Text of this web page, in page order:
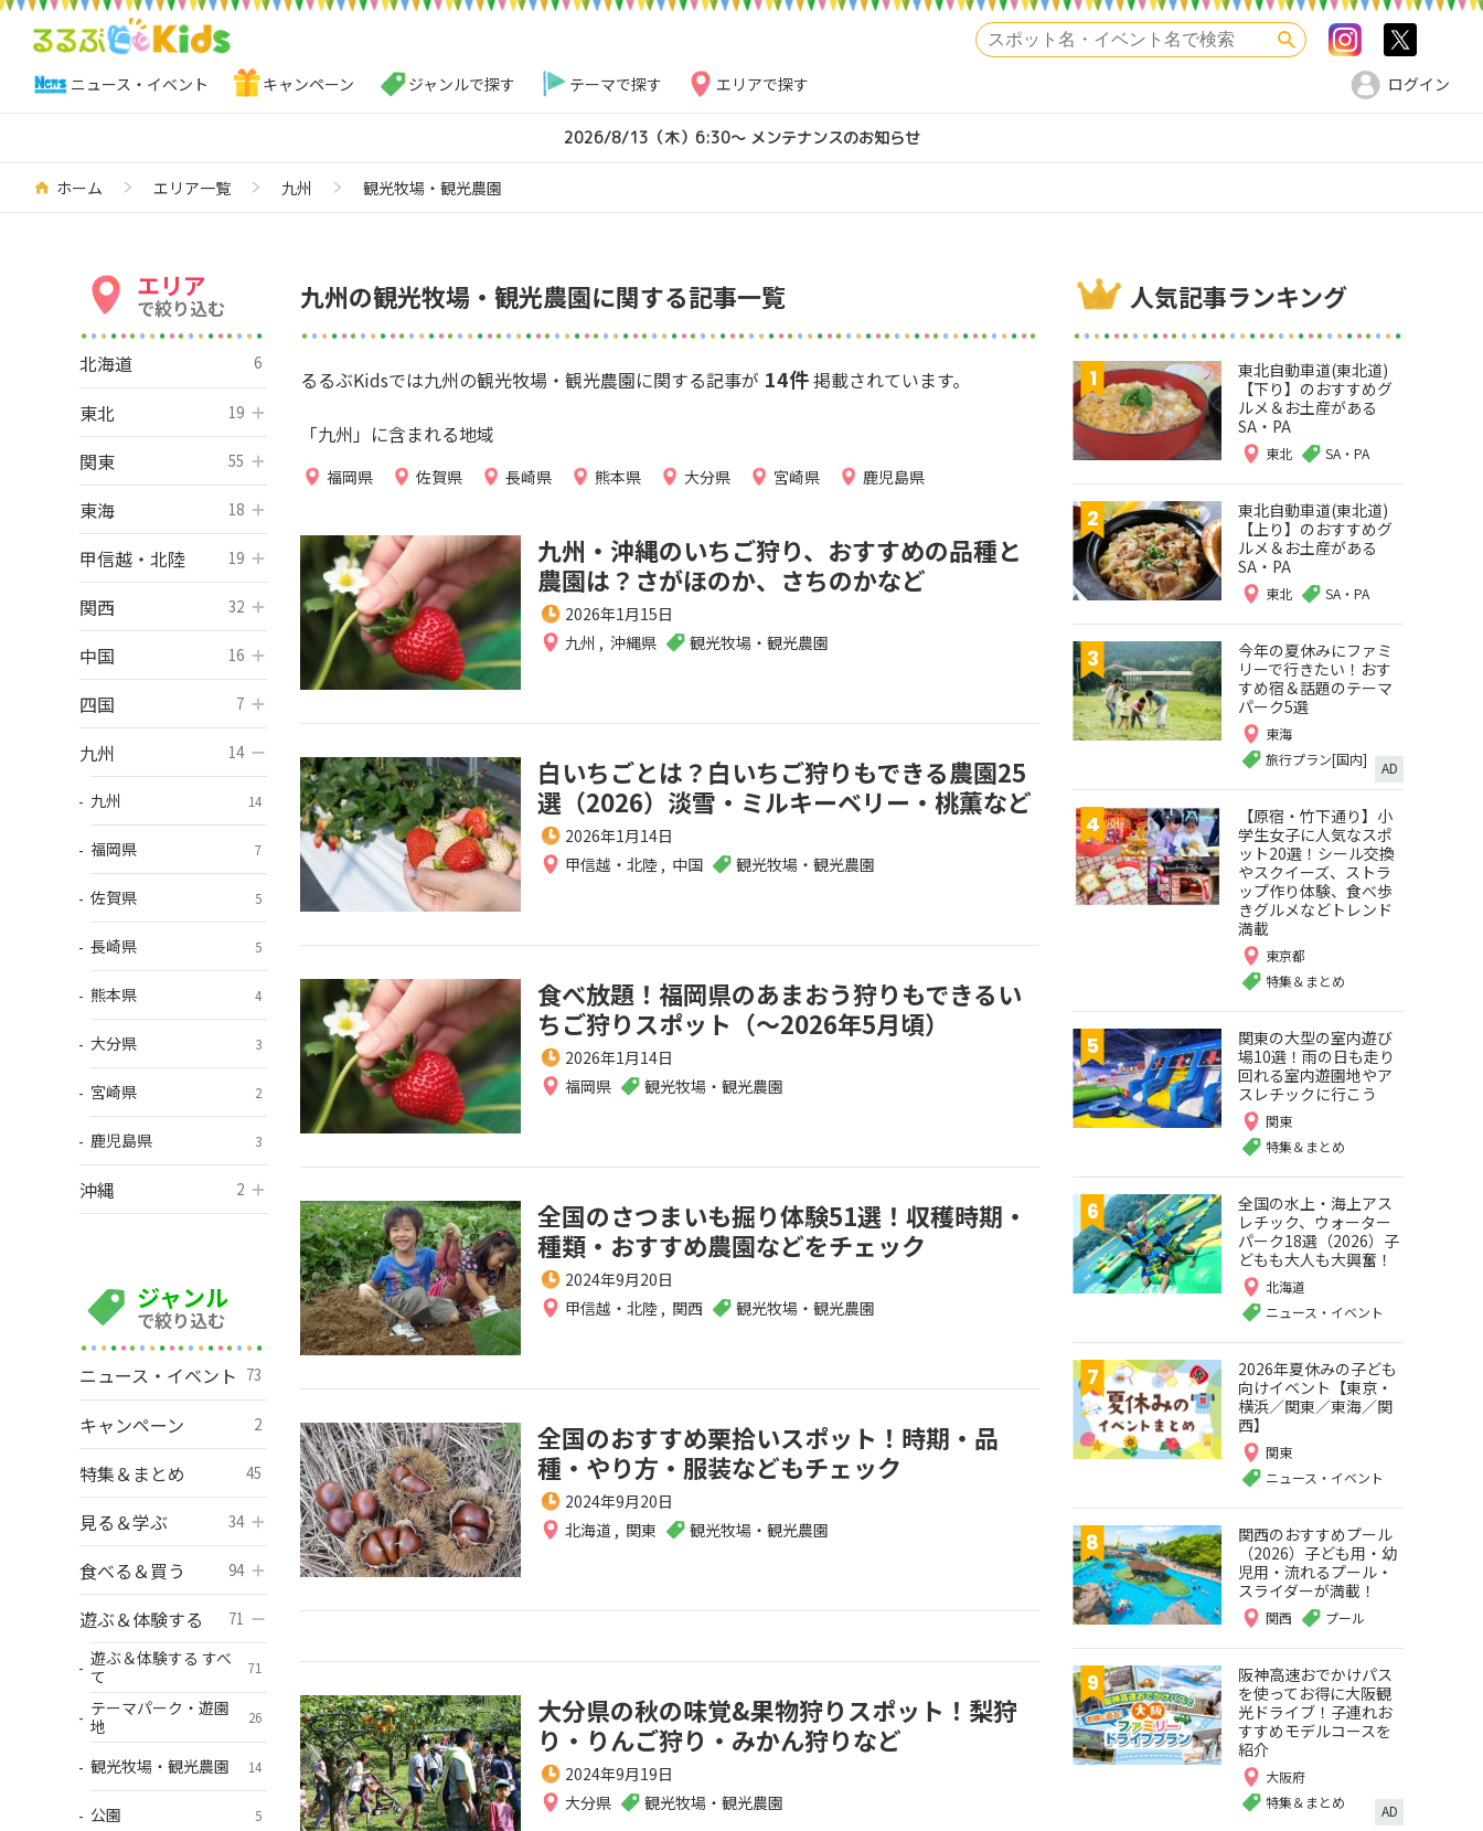
検索 Instagram
ニュース・イベント キャンペーン ジャンルで探す テーマで探す エリアで探す ログイン
2026/8/13（木）6:30～ メンテナンスのお知らせ
ホーム エリア一覧 九州 観光牧場・観光農園
エリア
で絞り込む
北海道 6
東北 19
関東
55
東海
18
甲信越・北陸
19
開く
関西
32
中国
16
四国
7
九州
14 開く
九州 14
福岡県 7
佐賀県 5
長崎県 5
熊本県 4
大分県 3
宮崎県 2
鹿児島県 3
沖縄 2
ジャンル
で絞り込む
ニュース・イベント 73
キャンペーン 2
特集＆まとめ 45
見る＆学ぶ 34
開く
食べる＆買う
94
開く
遊ぶ＆体験する
71 開く
遊ぶ＆体験する すべ
て
71
テーマパーク・遊園
地
26
観光牧場・観光農園 14
公園 5
九州の観光牧場・観光農園に関する記事一覧
るるぶKidsでは九州の観光牧場・観光農園に関する記事が 14件掲載されています。
「九州」に含まれる地域
福岡県 佐賀県 長崎県 熊本県 大分県 宮崎県 鹿児島県
九州・沖縄のいちご狩り、おすすめの品種と
農園は？さがほのか、さちのかなど
2026年1月15日
九州 , 沖縄県 観光牧場・観光農園
白いちごとは？白いちご狩りもできる農園25
選（2026）淡雪・ミルキーベリー・桃薫など
2026年1月14日
甲信越・北陸 , 中国 観光牧場・観光農園
食べ放題！福岡県のあまおう狩りもできるい
ちご狩りスポット（～2026年5月頃）
2026年1月14日
福岡県
観光牧場・観光農園
全国のさつまいも掘り体験51選！収穫時期・
種類・おすすめ農園などをチェック
2024年9月20日
甲信越・北陸 , 関西 観光牧場・観光農園
全国のおすすめ栗拾いスポット！時期・品
種・やり方・服装などもチェック
2024年9月20日
北海道 , 関東 観光牧場・観光農園
大分県の秋の味覚&果物狩りスポット！梨狩
り・りんご狩り・みかん狩りなど
2024年9月19日
大分県
観光牧場・観光農園
人気記事ランキング
東北自動車道(東北道)
【下り】のおすすめグ
ルメ＆お土産がある
SA・PA
東北 SA・PA
東北自動車道(東北道)
【上り】のおすすめグ
ルメ＆お土産がある
SA・PA
東北 SA・PA
今年の夏休みにファミ
リーで行きたい！おす
すめ宿＆話題のテーマ
パーク5選
東海
旅行プラン[国内]
AD
【原宿・竹下通り】小
学生女子に人気なスポ
ット20選！シール交換
やスクイーズ、ストラ
ップ作り体験、食べ歩
きグルメなどトレンド
満載
東京都
特集＆まとめ
関東の大型の室内遊び
場10選！雨の日も走り
回れる室内遊園地やア
スレチックに行こう
関東
特集＆まとめ
全国の水上・海上アス
レチック、ウォーター
パーク18選（2026）子
どもも大人も大興奮！
北海道
ニュース・イベント
2026年夏休みの子ども
向けイベント【東京・
横浜／関東／東海／関
西】
関東
ニュース・イベント
関西のおすすめプール
（2026）子ども用・幼
児用・流れるプール・
スライダーが満載！
関西 プール
阪神高速おでかけパス
を使ってお得に大阪観
光ドライブ！子連れお
すすめモデルコースを
紹介
大阪府
特集＆まとめ
AD